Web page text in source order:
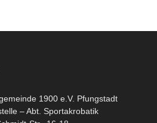
1900 e.V. Pfungstadt
– Abt. Sportakrobatik